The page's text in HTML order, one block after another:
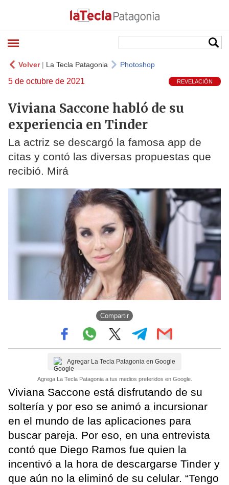
Volver| La Tecla Patagonia Photoshop
5 de octubre de 2021 REVELACIÓN
Viviana Saccone habló de su
experiencia en Tinder
La actriz se descargó la famosa app de
citas y contó las diversas propuestas que
recibió. Mirá
Compartir
Agregar La Tecla Patagonia en Google
Agrega La Tecla Patagonia a tus medios preferidos en Google.
Viviana Saccone está disfrutando de su
soltería y por eso se animó a incursionar
en el mundo de las aplicaciones para
buscar pareja. Por eso, en una entrevista
contó que Diego Ramos fue quien la
incentivó a la hora de descargarse Tinder y
que aún no la eliminó de su celular. “Tengo